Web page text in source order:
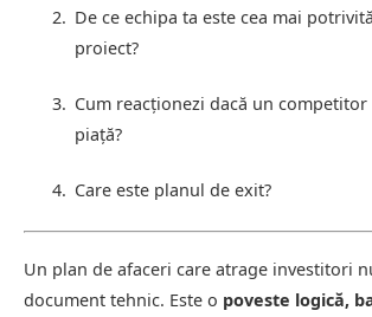
De ce echipa ta este cea mai
proiect?
Cum reacționezi dacă un
piață?
Care este planul de exit?
Un plan de afaceri care atrage investitori
document tehnic. Este o poveste logică,